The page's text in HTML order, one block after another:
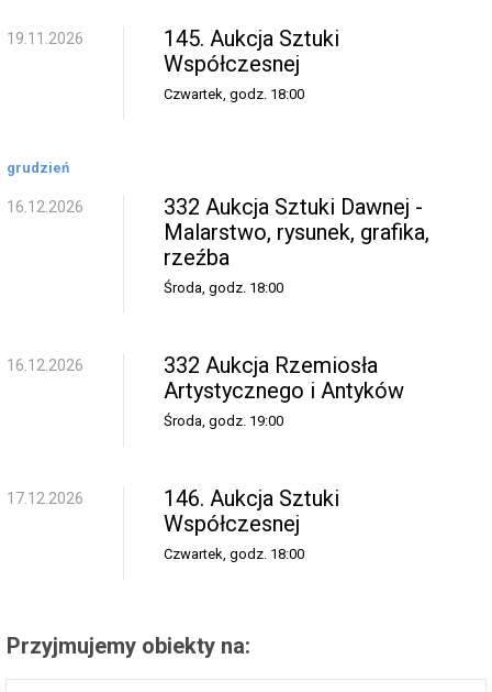
19.11.2026
145. Aukcja Sztuki
Współczesnej
Czwartek, godz. 18:00
grudzień
16.12.2026
332 Aukcja Sztuki Dawnej -
Malarstwo, rysunek, grafika,
rzeźba
Środa, godz. 18:00
16.12.2026
332 Aukcja Rzemiosła
Artystycznego i Antyków
Środa, godz. 19:00
17.12.2026
146. Aukcja Sztuki
Współczesnej
Czwartek, godz. 18:00
Przyjmujemy obiekty na: